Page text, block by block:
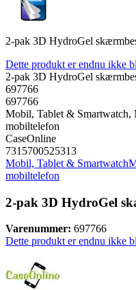
2-pak 3D HydroGel
Dette produkt er endnu ikke
2-pak 3D HydroGel
697766
697766
Mobil, Tablet & Smartwatch,
mobiltelefon
CaseOnline
7315700525313
Mobil, Tablet & Smartwatch
mobiltelefon
2-pak 3D HydroGel
Varenummer: 697766
Dette produkt er endnu ikke